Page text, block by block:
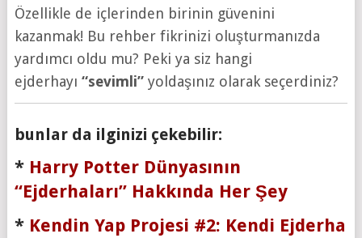
Özellikle de içlerinden birinin güvenini
kazanmak! Bu rehber fikrinizi oluşturmanızda
yardımcı oldu mu? Peki ya siz hangi
ejderhayı “sevimli”yoldaşınız olarak seçerdiniz?
bunlar da ilginizi çekebilir:
* Harry Potter Dünyasının
“Ejderhaları” Hakkında Her Şey
* Kendin Yap Projesi #2: Kendi Ejderha